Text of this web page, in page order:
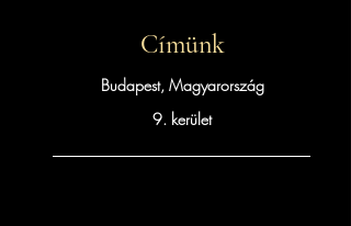
Címünk
Budapest, Magyarország
9. kerület